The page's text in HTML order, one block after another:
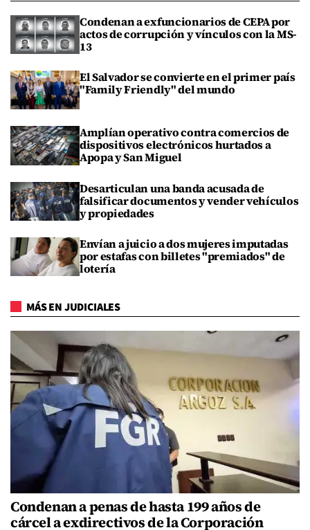
Condenan a exfuncionarios de CEPA por
actos de corrupción y vínculos con la MS-
13
El Salvador se convierte en el primer país
"Family Friendly" del mundo
Amplían operativo contra comercios de
dispositivos electrónicos hurtados a
Apopa y San Miguel
Desarticulan una banda acusada de
falsificar documentos y vender vehículos
y propiedades
Envían a juicio a dos mujeres imputadas
por estafas con billetes "premiados" de
lotería
MÁS EN JUDICIALES
Condenan a penas de hasta 199 años de
cárcel a exdirectivos de la Corporación